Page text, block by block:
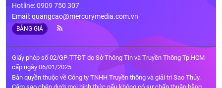
Hotline: 0909 750 307
Email:quangcao@mercurymedia.com.vn
BẢNG GIÁ
Giấy phép số 02/GP-TTĐT do Sở Thông Tin và Truyền Thông Tp.HCM
cấp ngày 06/01/2025
Bản quyền thuộc về Công ty TNHH Truyền thông và giải trí Sao Thủy.